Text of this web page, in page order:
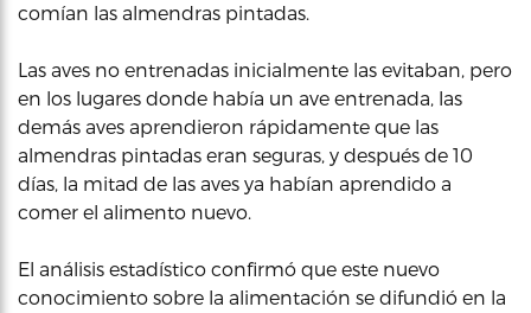
comían las almendras pintadas.
Las aves no entrenadas inicialmente las evitaban, pero
en los lugares donde había un ave entrenada, las
demás aves aprendieron rápidamente que las
almendras pintadas eran seguras, y después de 10
días, la mitad de las aves ya habían aprendido a
comer el alimento nuevo.
El análisis estadístico confirmó que este nuevo
conocimiento sobre la alimentación se difundió en la